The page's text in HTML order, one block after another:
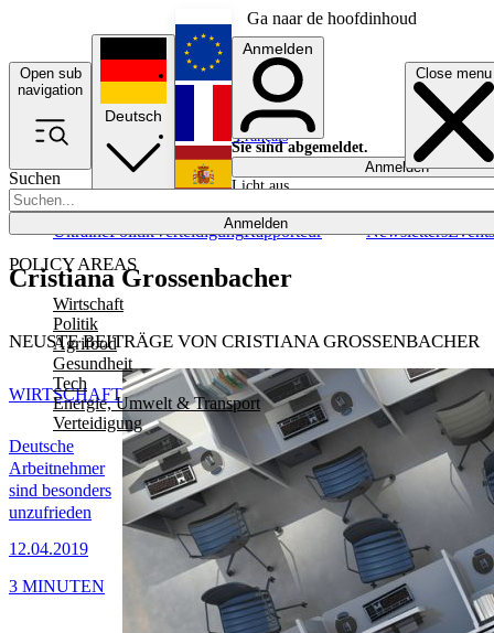
Ga naar de hoofdinhoud
Open sub
navigation
Close menu
Suchen
Anmelden
POLICY AREAS
Wirtschaft
Politik
Agrifood
Gesundheit
Tech
Energie, Umwelt & Transport
Verteidigung
UkrainePolitikVerteidigungRapporteur NewslettersEvents
Deutsch
English
Français
Anmelden
Sie sind abgemeldet.
Anmelden
Licht aus
Cristiana Grossenbacher
NEUSTE BEITRÄGE VON CRISTIANA GROSSENBACHER
Deutsche
Arbeitnehmer
sind besonders
unzufrieden
12.04.2019
WIRTSCHAFT
3 MINUTEN